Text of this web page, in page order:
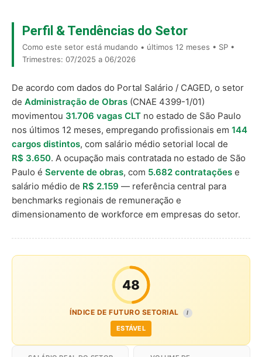
Perfil & Tendências do Setor
Como este setor está mudando • últimos 12 meses • SP •
Trimestres: 07/2025 a 06/2026
De acordo com dados do Portal Salário / CAGED, o setor
de Administração de Obras (CNAE 4399-1/01)
movimentou 31.706 vagas CLT no estado de São Paulo
nos últimos 12 meses, empregando profissionais em 144
cargos distintos, com salário médio setorial local de
R$ 3.650. A ocupação mais contratada no estado de São
Paulo é Servente de obras, com 5.682 contratações e
salário médio de R$ 2.159 — referência central para
benchmarks regionais de remuneração e
dimensionamento de workforce em empresas do setor.
48
ÍNDICE DE FUTURO SETORIAL I
ESTÁVEL